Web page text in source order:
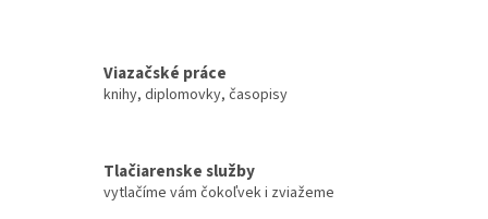
Viazačské práce
knihy, diplomovky, časopisy
Tlačiarenske služby
vytlačíme vám čokoľvek i zviažeme